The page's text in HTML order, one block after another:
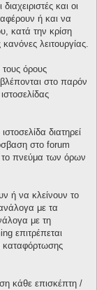
και οι
ή και να
κατά την κρίση
λειτουργίας.
όρους
στο παρόν
διατηρεί
στο forum
το πνεύμα των όρων
ή να κλείνουν το
με τα
με τη
επιτρέπεται
καταφόρτωσης
κάθε επισκέπτη /